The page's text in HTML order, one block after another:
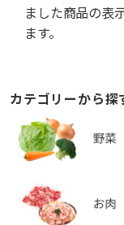
ました商品の表
ます。
カテゴリーから探